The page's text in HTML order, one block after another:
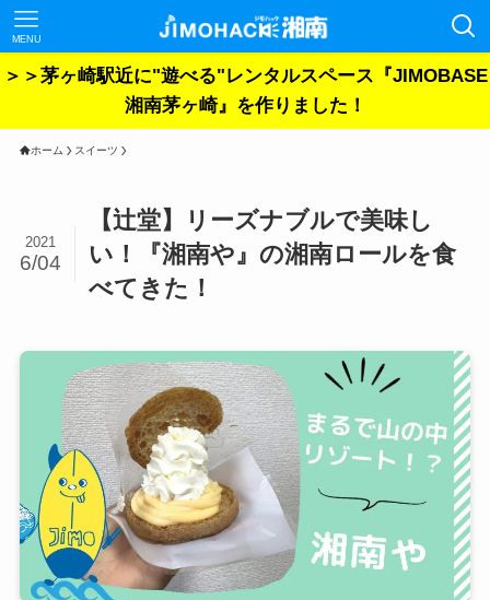
MENU
＞＞茅ヶ崎駅近に"遊べる"レンタルスペース『JIMOBASE
湘南茅ヶ崎』を作りました！
ホーム スイーツ
【辻堂】リーズナブルで美味し
い！『湘南や』の湘南ロールを食
べてきた！
2021
6/04